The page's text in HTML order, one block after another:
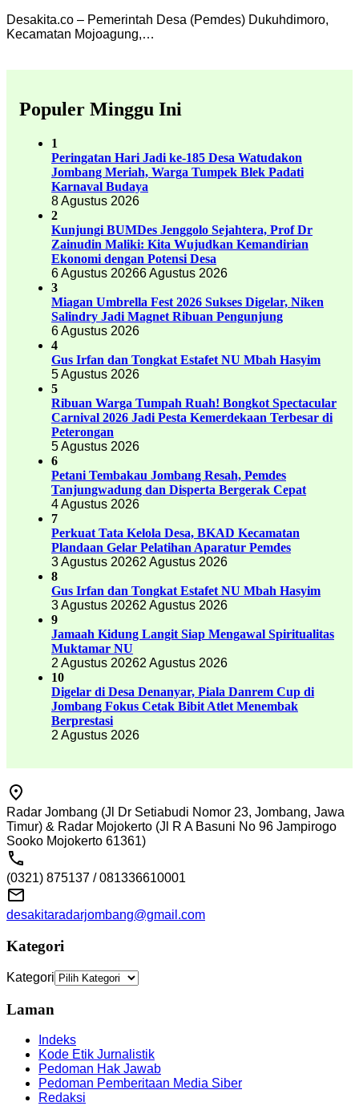
Desakita.co – Pemerintah Desa (Pemdes) Dukuhdimoro,
Kecamatan Mojoagung,…
Populer Minggu Ini
1
Peringatan Hari Jadi ke-185 Desa Watudakon
Jombang Meriah, Warga Tumpek Blek Padati
Karnaval Budaya
8 Agustus 2026
2
Kunjungi BUMDes Jenggolo Sejahtera, Prof Dr
Zainudin Maliki: Kita Wujudkan Kemandirian
Ekonomi dengan Potensi Desa
6 Agustus 20266 Agustus 2026
3
Miagan Umbrella Fest 2026 Sukses Digelar, Niken
Salindry Jadi Magnet Ribuan Pengunjung
6 Agustus 2026
4
Gus Irfan dan Tongkat Estafet NU Mbah Hasyim
5 Agustus 2026
5
Ribuan Warga Tumpah Ruah! Bongkot Spectacular
Carnival 2026 Jadi Pesta Kemerdekaan Terbesar di
Peterongan
5 Agustus 2026
6
Petani Tembakau Jombang Resah, Pemdes
Tanjungwadung dan Disperta Bergerak Cepat
4 Agustus 2026
7
Perkuat Tata Kelola Desa, BKAD Kecamatan
Plandaan Gelar Pelatihan Aparatur Pemdes
3 Agustus 20262 Agustus 2026
8
Gus Irfan dan Tongkat Estafet NU Mbah Hasyim
3 Agustus 20262 Agustus 2026
9
Jamaah Kidung Langit Siap Mengawal Spiritualitas
Muktamar NU
2 Agustus 20262 Agustus 2026
10
Digelar di Desa Denanyar, Piala Danrem Cup di
Jombang Fokus Cetak Bibit Atlet Menembak
Berprestasi
2 Agustus 2026
Radar Jombang (Jl Dr Setiabudi Nomor 23, Jombang, Jawa
Timur) & Radar Mojokerto (Jl R A Basuni No 96 Jampirogo
Sooko Mojokerto 61361)
(0321) 875137 / 081336610001
desakitaradarjombang@gmail.com
Kategori
Kategori
Laman
Indeks
Kode Etik Jurnalistik
Pedoman Hak Jawab
Pedoman Pemberitaan Media Siber
Redaksi